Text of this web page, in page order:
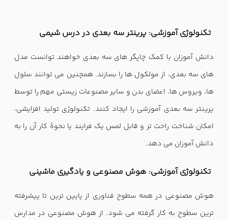
تکنولوژی آموزشی: پرینتر سه بعدی در درس شیمی
دانش آموزان با کمک چاپگر های سه بعدی خواهند توانست مدل
های سه بعدی، از مولکول ها را بسازند. همچنین می توانند سلول
ها، ویروس ها، اعضای بدن و سایر مصنوعات زیستی مهم را توسط
پرینتر سه بعدی آموزشی را ایجاد کنند. تکنولوژی تولید افزایشی،
امکان شناخت راحت تر و قابل لمس یک فرایند یا نحوة کار آن را به
دانش آموزان می دهد.
تکنولوژی آموزشی: هوش مصنوعی و یادگیری ماشینی
هوش مصنوعی در همه سطوح فناوری از پایین ترین تا پیشرفته
ترین سطوح به کار گرفته می شود. از هوش مصنوعی در مدارس